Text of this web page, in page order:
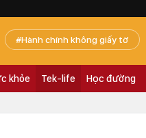
Hành chính không giấy tờ
khỏe Tek-life Học đường